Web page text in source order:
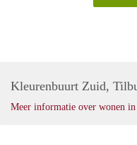
Kleurenbuurt Zuid,
Meer informatie over wonen